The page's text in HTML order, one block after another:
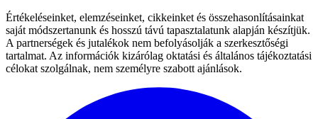
Értékeléseinket, elemzéseinket, cikkeinket és összehasonlításainkat
saját módszertanunk és hosszú távú tapasztalatunk alapján készítjük.
A partnerségek és jutalékok nem befolyásolják a szerkesztőségi
tartalmat. Az információk kizárólag oktatási és általános tájékoztatási
célokat szolgálnak, nem személyre szabott ajánlások.